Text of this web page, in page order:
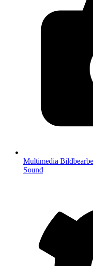
Multimedia
Sound